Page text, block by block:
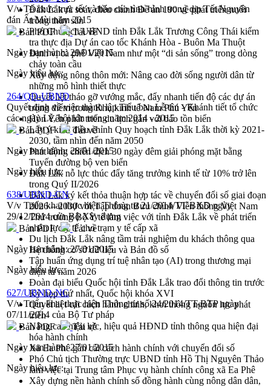
Đắk Lắk rà soát, điều chỉnh Đề án 190 về phát triển nuôi
trồng thủy sản
Phó Chủ tịch UBND tỉnh Đắk Lắk Trương Công Thái kiểm
tra thực địa Dự án cao tốc Khánh Hòa - Buôn Ma Thuột
Định vị cà phê Việt Nam như một “di sản sống” trong dòng
chảy toàn cầu
Xây dựng nông thôn mới: Nâng cao đời sống người dân từ
những mô hình thiết thực
Quyết liệt tháo gỡ vướng mắc, đẩy nhanh tiến độ các dự án
trọng điểm trong Khu kinh tế Nam Phú Yên
Hòn Yến phát triển du lịch gắn với bảo tồn biển
Lấy ý kiến điều chỉnh Quy hoạch tỉnh Đắk Lắk thời kỳ 2021-
2030, tầm nhìn đến năm 2050
Phát động chiến dịch 30 ngày đêm giải phóng mặt bằng
Tuyến đường bộ ven biển
Đắk Lắk nỗ lực thúc đẩy tăng trưởng kinh tế từ 10% trở lên
trong Quý II/2026
Đắk Lắk ký kết thỏa thuận hợp tác về chuyển đổi số giai đoạn
2026 – 2030 với Tập đoàn Bưu chính Viễn thông Việt Nam
Thứ trưởng Bộ Y tế làm việc với tỉnh Đắk Lắk về phát triển
nhân lực y tế cho trạm y tế cấp xã
Du lịch Đắk Lắk nâng tầm trải nghiệm du khách thông qua
Hệ thống cơ sở dữ liệu và Bản đồ số
Tập huấn ứng dụng trí tuệ nhân tạo (AI) trong thương mại
điện tử năm 2026
Đoàn đại biểu Quốc hội tỉnh Đắk Lắk trao đổi thông tin trước
Kỳ họp thứ nhất, Quốc hội khóa XVI
Quyết liệt cải cách hành chính, khơi thông nguồn lực phát
triển
Nâng cao hiệu lực, hiệu quả HĐND tỉnh thông qua hiện đại
hóa hành chính
Xã Ea Phê gắn cải cách hành chính với chuyển đổi số
Phó Chủ tịch Thường trực UBND tỉnh Hồ Thị Nguyên Thảo
làm việc tại Trung tâm Phục vụ hành chính công xã Ea Phê
Xây dựng nền hành chính số đồng hành cùng nông dân dân,
V/v Tổ chức trực tết và báo cáo tình hình trong dịp Tết Nguyên
đán Ất Mùi năm 2015
Bản PDF
Tải về
Ngày ban hành:29/01/2015
Ngày hiệu lực:
264/QĐ-UBND
Quyết định về việc thành lập Tiểu ban Lễ tân - Khánh tiết tổ chức
các ngày Lễ, hội lớn trong năm 2014 - 2015
Bản PDF
Tải về
Ngày ban hành: 28/01/2015
Ngày hiệu lực:
638/UBND-CN
V/v Triển khai thực hiện Thông tư 21/2014/TT-BXD ngày
29/12/2014 của Bộ Xây dựng
Bản PDF
Tải về
Ngày ban hành:27/01/2015
Ngày hiệu lực:
627/UBND-NC
V/v Triển khai thực hiện Thông tư số 24/2014/TT-BTP ngày
07/11/2014 của Bộ Tư pháp
Bản PDF
Tải về
Ngày ban hành:27/01/2015
Ngày hiệu lực: